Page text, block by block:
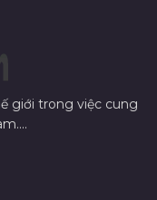
giới trong việc cung